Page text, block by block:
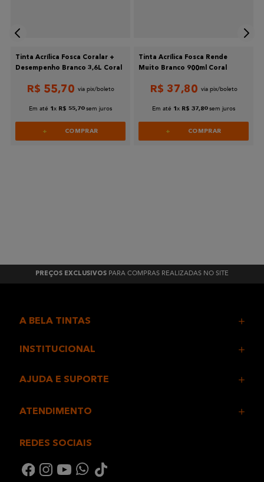
Tinta Acrílica Fosca Coralar +
Desempenho Branco 3,6L Coral
R$ 55,70
Em até 1 x R$ 55,70 sem juros
COMPRAR
Tinta Acrílica Fosca Rende
Muito Branco 900ml Coral
R$ 37,80
Em até 1 x R$ 37,80 sem juros
COMPRAR
PREÇOS EXCLUSIVOS PARA COMPRAS REALIZADAS NO SITE
A BELA TINTAS
INSTITUCIONAL
AJUDA E SUPORTE
ATENDIMENTO
REDES SOCIAIS